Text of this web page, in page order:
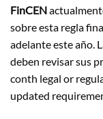
FinCEN
sobre esta regla
adelante este año.
deben revisar sus
conth legal or
updated